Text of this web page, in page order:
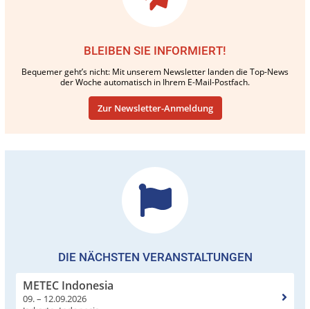
BLEIBEN SIE INFORMIERT!
Bequemer geht’s nicht: Mit unserem Newsletter landen die Top-News
der Woche automatisch in Ihrem E-Mail-Postfach.
Zur Newsletter-Anmeldung
DIE NÄCHSTEN VERANSTALTUNGEN
METEC Indonesia
09. – 12.09.2026